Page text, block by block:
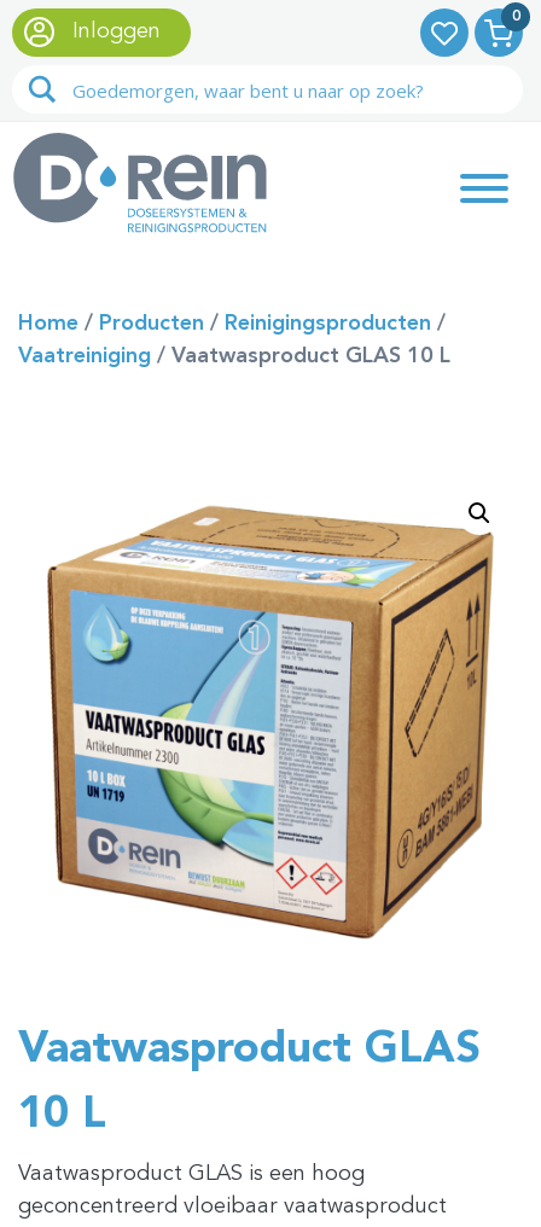
0
Inloggen
Home / Producten / Reinigingsproducten /
Vaatreiniging / Vaatwasproduct GLAS 10 L
Vaatwasproduct GLAS
10 L
Vaatwasproduct GLAS is een hoog
geconcentreerd vloeibaar vaatwasproduct